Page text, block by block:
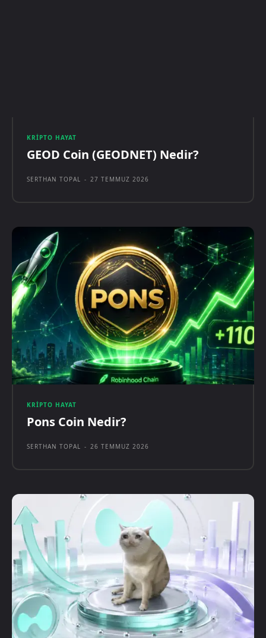
KRIPTO HAYAT
GEOD Coin (GEODNET) Nedir?
SERTHAN TOPAL - 27 TEMMUZ 2026
KRIPTO HAYAT
Pons Coin Nedir?
SERTHAN TOPAL - 26 TEMMUZ 2026